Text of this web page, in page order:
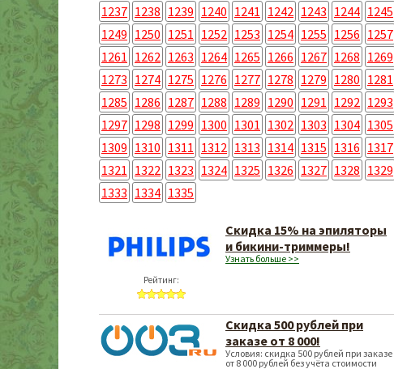
1237 1238 1239 1240 1241 1242 1243 1244 1245
1249 1250 1251 1252 1253 1254 1255 1256 1257
1261 1262 1263 1264 1265 1266 1267 1268 1269
1273 1274 1275 1276 1277 1278 1279 1280 1281
1285 1286 1287 1288 1289 1290 1291 1292 1293
1297 1298 1299 1300 1301 1302 1303 1304 1305
1309 1310 1311 1312 1313 1314 1315 1316 1317
1321 1322 1323 1324 1325 1326 1327 1328 1329
1333 1334 1335
Рейтинг:
Скидка 15% на эпиляторы
и бикини-триммеры!
Узнать больше >>
Скидка 500 рублей при
заказе от 8 000!
Условия: скидка 500 рублей при заказе
от 8 000 рублей без учёта стоимости